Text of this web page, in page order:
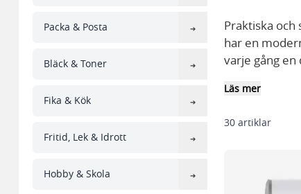
Packa & Posta
Bläck & Toner
Fika & Kök
Fritid, Lek & Idrott
Hobby & Skola
Praktiska
har en
varje gång
Vi har
Läs mer
30 artiklar